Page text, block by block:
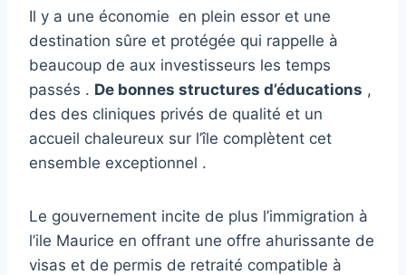
Il y a une économie en plein essor et une
destination sûre et protégée qui rappelle à
beaucoup de aux investisseurs les temps
passés . De bonnes structures d’éducations ,
des des cliniques privés de qualité et un
accueil chaleureux sur l’île complètent cet
ensemble exceptionnel .
Le gouvernement incite de plus l’immigration à
l’ile Maurice en offrant une offre ahurissante de
visas et de permis de retraité compatible à